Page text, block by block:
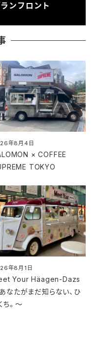
ンフロント
× COFFEE
TOKYO
日
年8月4日
Your Häagen-Dazs
なたがまだ知らない、ひ
ち。～
日
年8月1日